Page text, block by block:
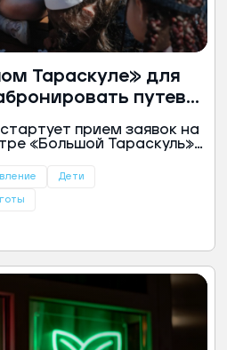
Тараскуле» для
путевку
прием заявок на
«Большой Тараскуль»
категории граждан,
Дети